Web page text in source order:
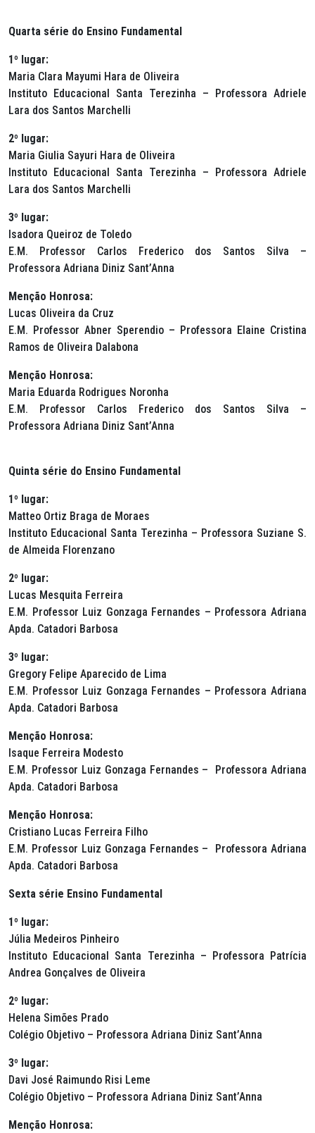
Quarta série do Ensino Fundamental
1º lugar:
Maria Clara Mayumi Hara de Oliveira
Instituto Educacional Santa Terezinha – Professora Adriele
Lara dos Santos Marchelli
2º lugar:
Maria Giulia Sayuri Hara de Oliveira
Instituto Educacional Santa Terezinha – Professora Adriele
Lara dos Santos Marchelli
3º lugar:
Isadora Queiroz de Toledo
E.M. Professor Carlos Frederico dos Santos Silva –
Professora Adriana Diniz Sant’Anna
Menção Honrosa:
Lucas Oliveira da Cruz
E.M. Professor Abner Sperendio – Professora Elaine Cristina
Ramos de Oliveira Dalabona
Menção Honrosa:
Maria Eduarda Rodrigues Noronha
E.M. Professor Carlos Frederico dos Santos Silva –
Professora Adriana Diniz Sant’Anna
Quinta série do Ensino Fundamental
1º lugar:
Matteo Ortiz Braga de Moraes
Instituto Educacional Santa Terezinha – Professora Suziane S.
de Almeida Florenzano
2º lugar:
Lucas Mesquita Ferreira
E.M. Professor Luiz Gonzaga Fernandes – Professora Adriana
Apda. Catadori Barbosa
3º lugar:
Gregory Felipe Aparecido de Lima
E.M. Professor Luiz Gonzaga Fernandes – Professora Adriana
Apda. Catadori Barbosa
Menção Honrosa:
Isaque Ferreira Modesto
E.M. Professor Luiz Gonzaga Fernandes – Professora Adriana
Apda. Catadori Barbosa
Menção Honrosa:
Cristiano Lucas Ferreira Filho
E.M. Professor Luiz Gonzaga Fernandes – Professora Adriana
Apda. Catadori Barbosa
Sexta série Ensino Fundamental
1º lugar:
Júlia Medeiros Pinheiro
Instituto Educacional Santa Terezinha – Professora Patrícia
Andrea Gonçalves de Oliveira
2º lugar:
Helena Simões Prado
Colégio Objetivo – Professora Adriana Diniz Sant’Anna
3º lugar:
Davi José Raimundo Risi Leme
Colégio Objetivo – Professora Adriana Diniz Sant’Anna
Menção Honrosa: